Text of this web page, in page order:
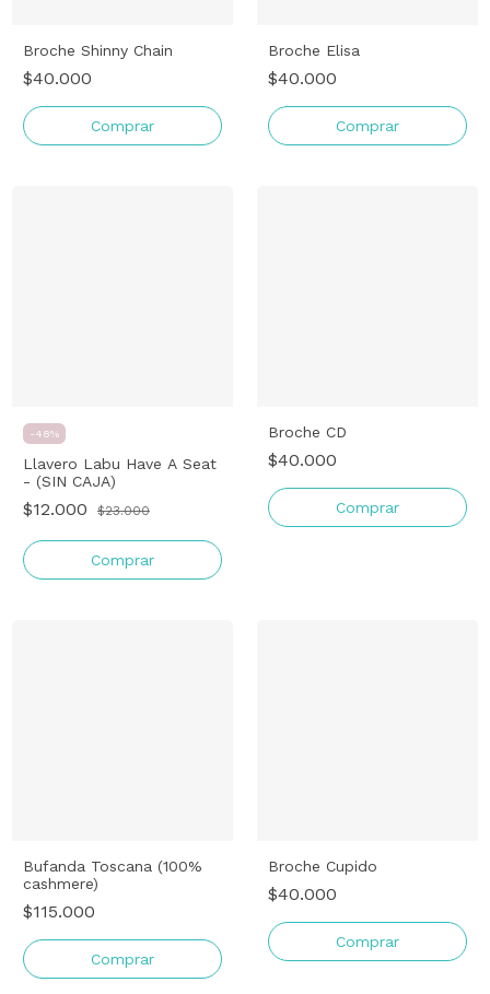
Broche Shinny Chain
$40.000
Comprar
Broche Elisa
$40.000
-48%
Llavero Labu Have A Seat
- (SIN CAJA)
$12.000 $23.000
Comprar
Broche CD
$40.000
Bufanda Toscana (100%
cashmere)
$115.000
Comprar
Broche Cupido
$40.000
Comprar